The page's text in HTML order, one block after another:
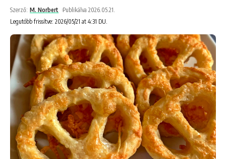
Legutóbb frissítve: 2026/05/21 at 4:31 DU.
Szerző: M. Norbert Publikálva 2026.05.21.